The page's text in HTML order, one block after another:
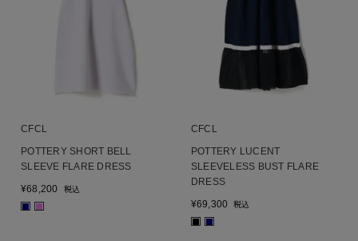
CFCL
POTTERY SHORT BELL
SLEEVE FLARE DRESS
¥68,200 税込
■ ■
CFCL
POTTERY LUCENT
SLEEVELESS BUST FLARE
DRESS
¥69,300 税込
■ ■